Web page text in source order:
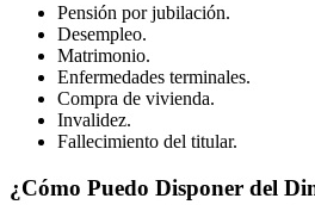
Pensión por jubilación.
Desempleo.
Matrimonio.
Enfermedades terminales.
Compra de vivienda.
Invalidez.
Fallecimiento del titular.
¿Cómo Puedo Disponer del